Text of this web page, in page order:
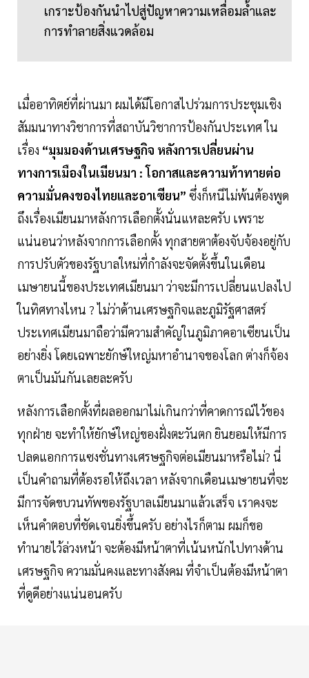
เกราะป้องกันนำไปสู่ปัญหาความเหลื่อมล้ำและ
การทำลายสิ่งแวดล้อม
เมื่ออาทิตย์ที่ผ่านมา ผมได้มีโอกาสไปร่วมการประชุมเชิง
สัมมนาทางวิชาการที่สถาบันวิชาการป้องกันประเทศ ใน
เรื่อง “มุมมองด้านเศรษฐกิจ หลังการเปลี่ยนผ่าน
ทางการเมืองในเมียนมา : โอกาสและความท้าทายต่อ
ความมั่นคงของไทยและอาเซียน” ซึ่งก็หนีไม่พ้นต้องพูด
ถึงเรื่องเมียนมาหลังการเลือกตั้งนั่นแหละครับ เพราะ
แน่นอนว่าหลังจากการเลือกตั้ง ทุกสายตาต้องจับจ้องอยู่กับ
การปรับตัวของรัฐบาลใหม่ที่กำลังจะจัดตั้งขึ้นในเดือน
เมษายนนี้ของประเทศเมียนมา ว่าจะมีการเปลี่ยนแปลงไป
ในทิศทางไหน ? ไม่ว่าด้านเศรษฐกิจและภูมิรัฐศาสตร์
ประเทศเมียนมาถือว่ามีความสำคัญในภูมิภาคอาเซียนเป็น
อย่างยิ่ง โดยเฉพาะยักษ์ใหญ่มหาอำนาจของโลก ต่างก็จ้อง
ตาเป็นมันกันเลยละครับ
หลังการเลือกตั้งที่ผลออกมาไม่เกินกว่าที่คาดการณ์ไว้ของ
ทุกฝ่าย จะทำให้ยักษ์ใหญ่ของฝั่งตะวันตก ยินยอมให้มีการ
ปลดแอกการแซงชั่นทางเศรษฐกิจต่อเมียนมาหรือไม่? นี่
เป็นคำถามที่ต้องรอให้ถึงเวลา หลังจากเดือนเมษายนที่จะ
มีการจัดขบวนทัพของรัฐบาลเมียนมาแล้วเสร็จ เราคงจะ
เห็นคำตอบที่ชัดเจนยิ่งขึ้นครับ อย่างไรก็ตาม ผมก็ขอ
ทำนายไว้ล่วงหน้า จะต้องมีหน้าตาที่เน้นหนักไปทางด้าน
เศรษฐกิจ ความมั่นคงและทางสังคม ที่จำเป็นต้องมีหน้าตา
ที่ดูดีอย่างแน่นอนครับ